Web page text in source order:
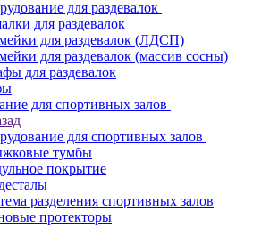
для раздевалок
для раздевалок
для раздевалок (ЛДСП)
для раздевалок (массив сосны)
для раздевалок
для спортивных залов
для спортивных залов
тумбы
покрытие
разделения спортивных залов
протекторы